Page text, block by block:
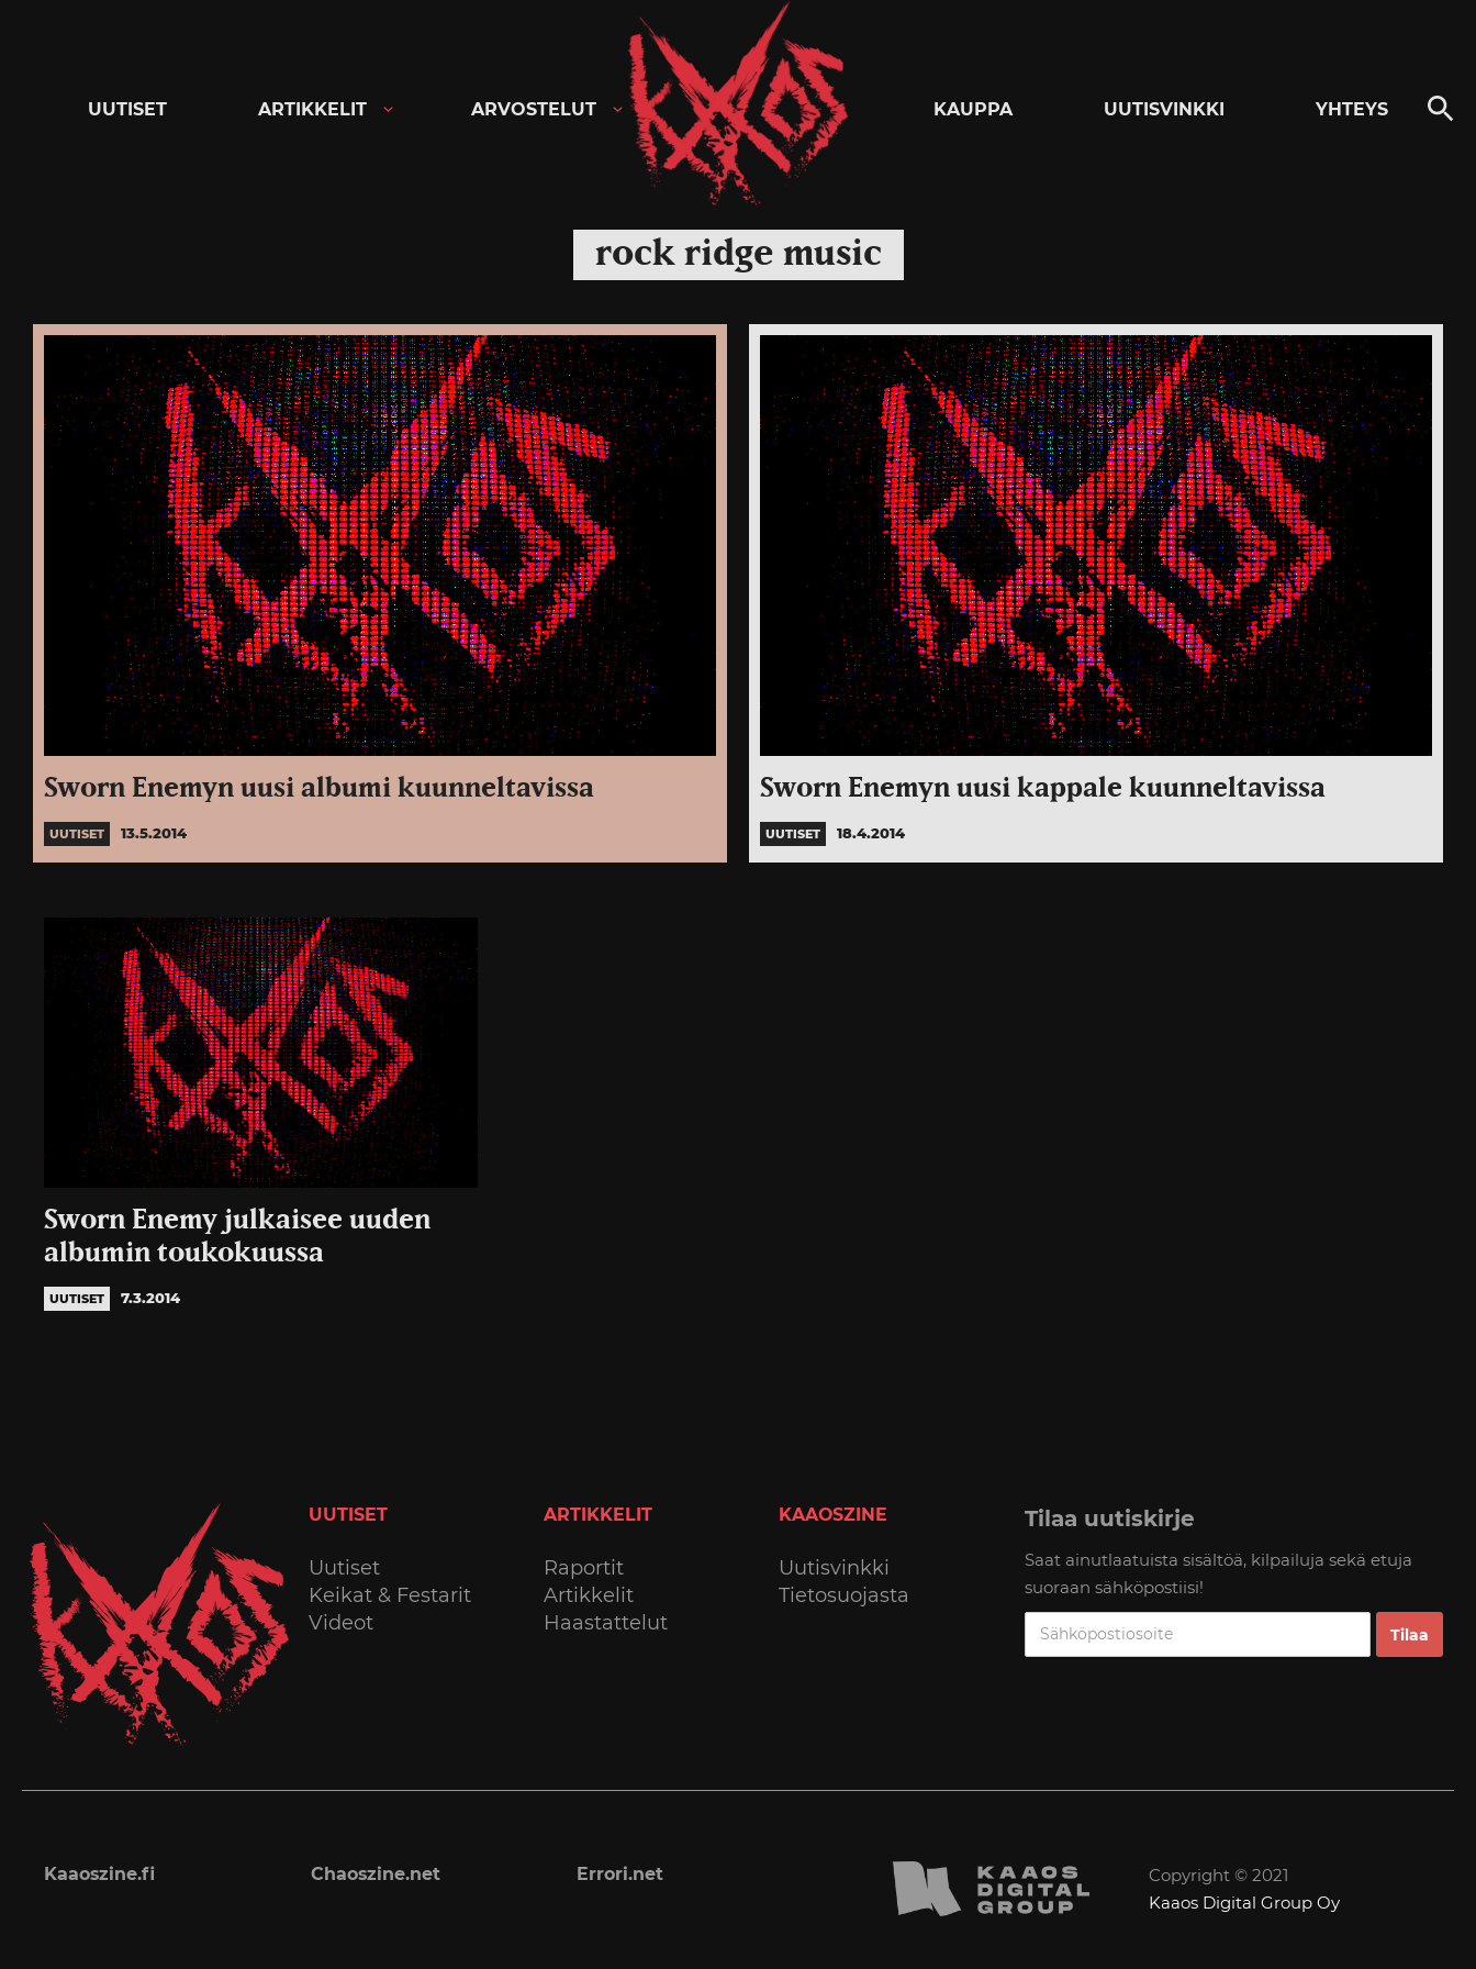
Kaaoszine
UUTISET ARTIKKELIT ARVOSTELUT KAUPPA UUTISVINKKI YHTEYS
rock ridge music
Sworn Enemyn uusi albumi kuunneltavissa
UUTISET 13.5.2014
Sworn Enemyn uusi kappale kuunneltavissa
UUTISET 18.4.2014
Sworn Enemy julkaisee uuden
albumin toukokuussa
UUTISET 7.3.2014
UUTISET
Uutiset
Keikat & Festarit
Videot
ARTIKKELIT
Raportit
Artikkelit
Haastattelut
KAAOSZINE
Uutisvinkki
Tietosuojasta
Tilaa uutiskirje
Saat ainutlaatuista sisältöä, kilpailuja sekä etuja
suoraan sähköpostiisi!
Kaaoszine.fi Chaoszine.net Errori.net
Copyright © 2021
Kaaos Digital Group Oy